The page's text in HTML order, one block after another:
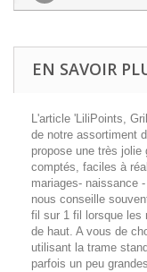
EN SAVOIR
L'article 'LiliPoints,
de notre assortiment
propose une très jolie
comptés, faciles à
mariages- naissance
nous conseille
fil sur 1 fil lorsque les
de haut. A vous de
utilisant la trame
parfois un peu